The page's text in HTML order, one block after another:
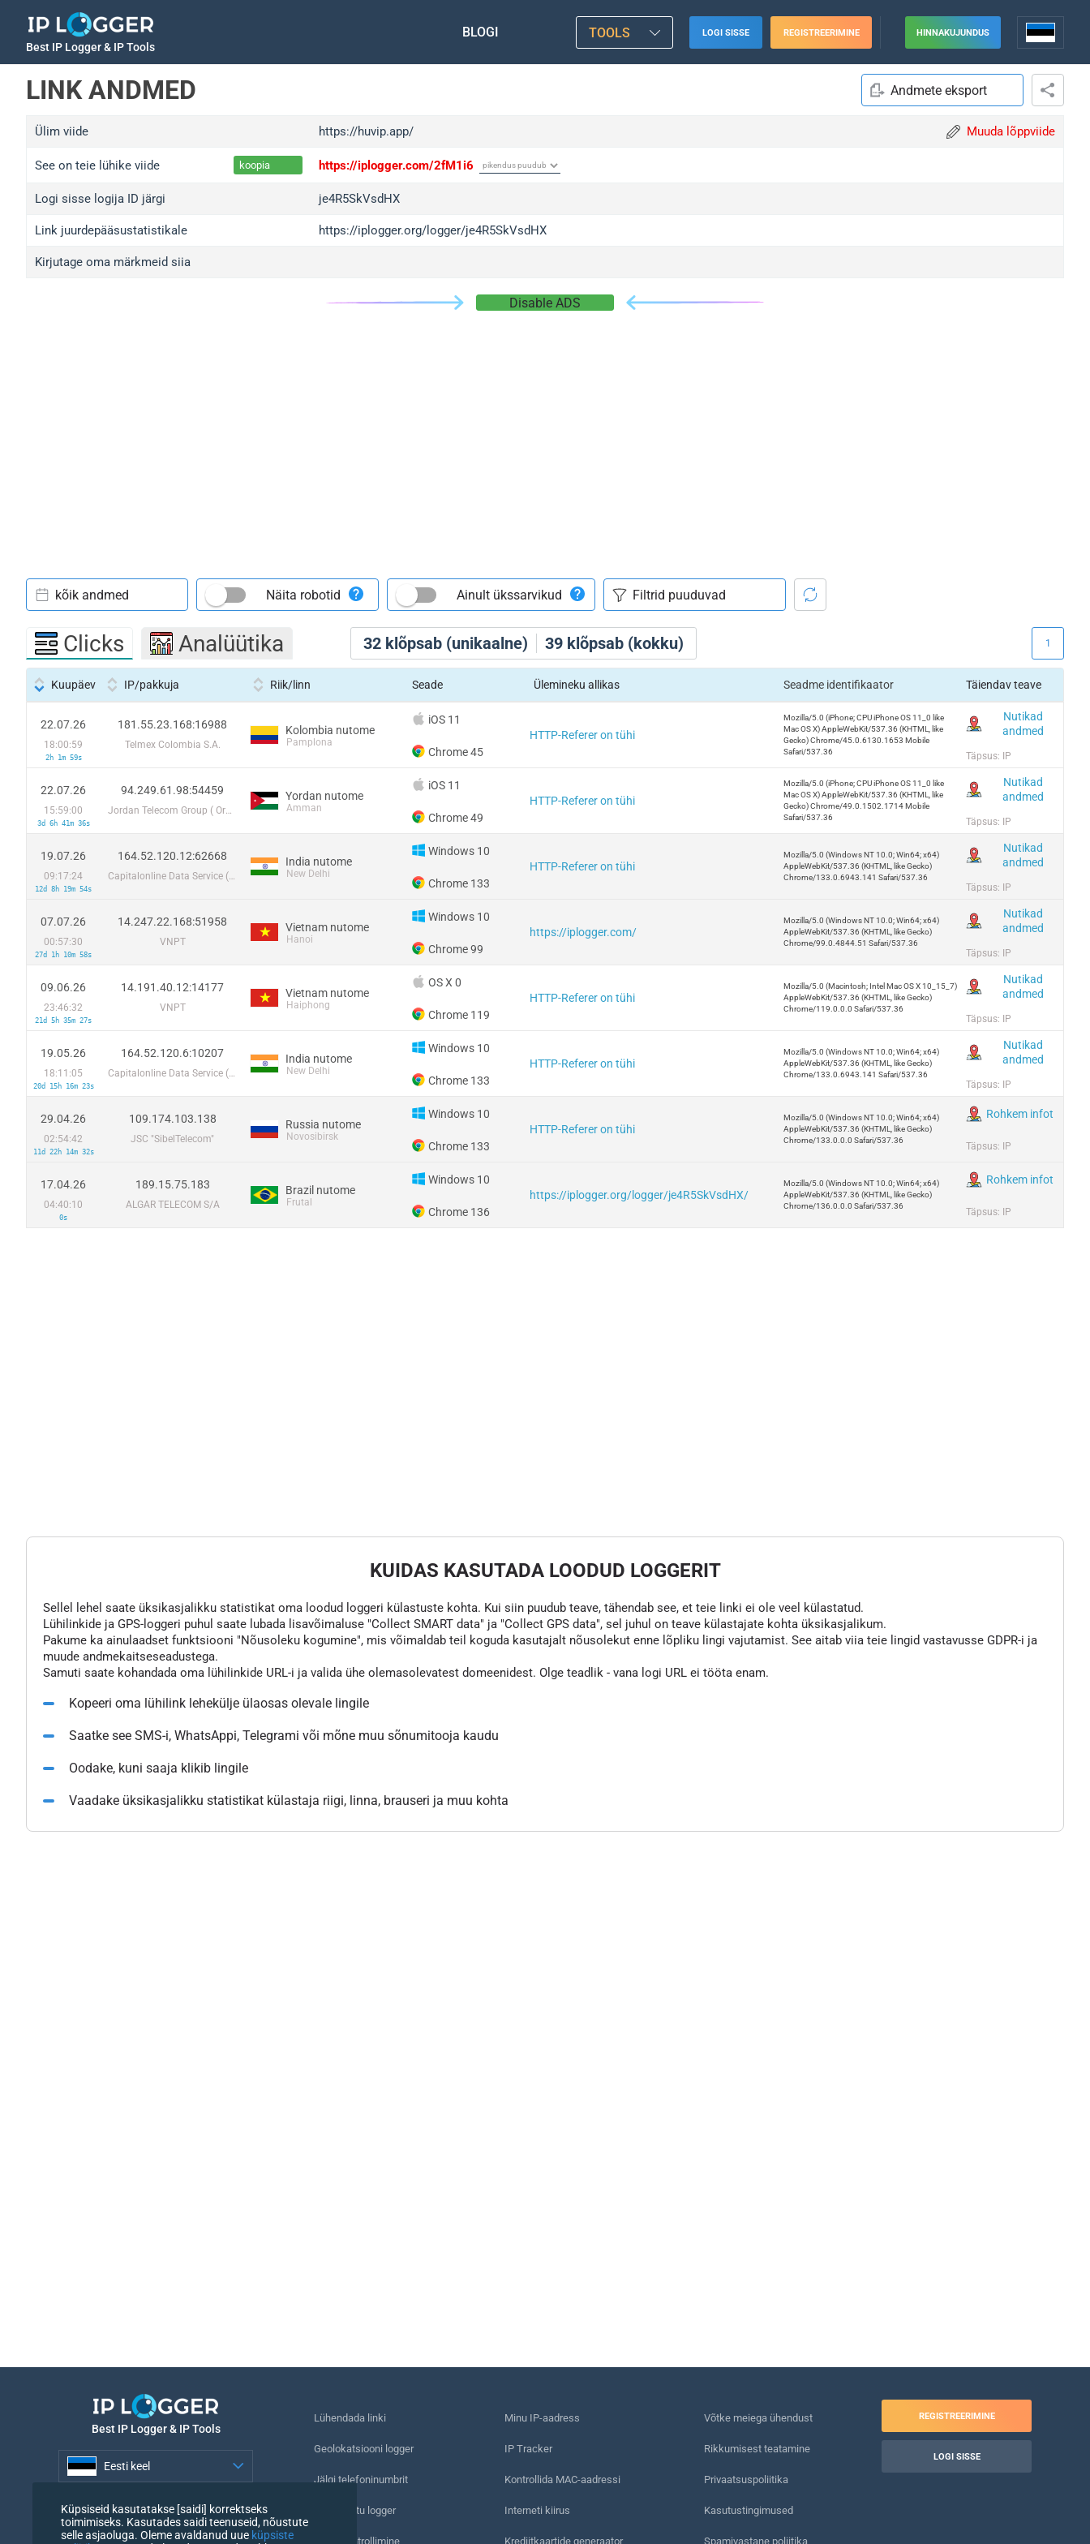
Best IP Logger & IP Tools
BLOGI TOOLS LOGI SISSE REGISTREERIMINE HINNAKUJUNDUS
LINK ANDMED Andmete eksport
Ülim viide https://huvip.app/ Muuda lõppviide
See on teie lühike viide koopia https://iplogger.com/2fM1i6
Logi sisse logija ID järgi je4R5SkVsdHX
Link juurdepääsustatistikale https://iplogger.org/logger/je4R5SkVsdHX
Kirjutage oma märkmeid siia
Disable ADS
32 klõpsab (unikaalne) 39 klõpsab (kokku)
kõik andmed Näita robotid Ainult ükssarvikud
Clicks Analüütika 1
Kuupäev IP/pakkuja Riik/linn Seade Ülemineku allikas Seadme identifikaator Täiendav teave
22.07.26
18:00:59
2h 1m 59s
181.55.23.168:16988
Telmex Colombia S.A.
Kolombia nutome
Pamplona
iOS 11
Chrome 45
HTTP-Referer on tühi
Mozilla/5.0 (iPhone; CPU iPhone OS 11_0 like
Mac OS X) AppleWebKit/537.36 (KHTML, like
Gecko) Chrome/45.0.6130.1653 Mobile
Safari/537.36
Nutikad
andmed
Täpsus: IP
22.07.26
15:59:00
3d 6h 41m 36s
94.249.61.98:54459
Jordan Telecom Group ( Orange)
Yordan nutome
Amman
iOS 11
Chrome 49
HTTP-Referer on tühi
Mozilla/5.0 (iPhone; CPU iPhone OS 11_0 like
Mac OS X) AppleWebKit/537.36 (KHTML, like
Gecko) Chrome/49.0.1502.1714 Mobile
Safari/537.36
Nutikad
andmed
Täpsus: IP
19.07.26
09:17:24
12d 8h 19m 54s
164.52.120.12:62668
Capitalonline Data Service (HK) Co
India nutome
New Delhi
Windows 10
Chrome 133
HTTP-Referer on tühi
Mozilla/5.0 (Windows NT 10.0; Win64; x64)
AppleWebKit/537.36 (KHTML, like Gecko)
Chrome/133.0.6943.141 Safari/537.36
Nutikad
andmed
Täpsus: IP
07.07.26
00:57:30
27d 1h 10m 58s
14.247.22.168:51958
VNPT
Vietnam nutome
Hanoi
Windows 10
Chrome 99
https://iplogger.com/
Mozilla/5.0 (Windows NT 10.0; Win64; x64)
AppleWebKit/537.36 (KHTML, like Gecko)
Chrome/99.0.4844.51 Safari/537.36
Nutikad
andmed
Täpsus: IP
09.06.26
23:46:32
21d 5h 35m 27s
14.191.40.12:14177
VNPT
Vietnam nutome
Haiphong
OS X 0
Chrome 119
HTTP-Referer on tühi
Mozilla/5.0 (Macintosh; Intel Mac OS X 10_15_7)
AppleWebKit/537.36 (KHTML, like Gecko)
Chrome/119.0.0.0 Safari/537.36
Nutikad
andmed
Täpsus: IP
19.05.26
18:11:05
20d 15h 16m 23s
164.52.120.6:10207
Capitalonline Data Service (HK) Co
India nutome
New Delhi
Windows 10
Chrome 133
HTTP-Referer on tühi
Mozilla/5.0 (Windows NT 10.0; Win64; x64)
AppleWebKit/537.36 (KHTML, like Gecko)
Chrome/133.0.6943.141 Safari/537.36
Nutikad
andmed
Täpsus: IP
29.04.26
02:54:42
11d 22h 14m 32s
109.174.103.138
JSC "SibelTelecom"
Russia nutome
Novosibirsk
Windows 10
Chrome 133
HTTP-Referer on tühi
Mozilla/5.0 (Windows NT 10.0; Win64; x64)
AppleWebKit/537.36 (KHTML, like Gecko)
Chrome/133.0.0.0 Safari/537.36
Rohkem infot
Täpsus: IP
17.04.26
04:40:10
0s
189.15.75.183
ALGAR TELECOM S/A
Brazil nutome
Frutal
Windows 10
Chrome 136
https://iplogger.org/logger/je4R5SkVsdHX/
Mozilla/5.0 (Windows NT 10.0; Win64; x64)
AppleWebKit/537.36 (KHTML, like Gecko)
Chrome/136.0.0.0 Safari/537.36
Rohkem infot
Täpsus: IP
KUIDAS KASUTADA LOODUD LOGGERIT
Sellel lehel saate üksikasjalikku statistikat oma loodud loggeri külastuste kohta. Kui siin puudub teave, tähendab see, et teie linki ei ole veel külastatud.
Lühilinkide ja GPS-loggeri puhul saate lubada lisavõimaluse "Collect SMART data" ja "Collect GPS data", sel juhul on teave külastajate kohta üksikasjalikum.
Pakume ka ainulaadset funktsiooni "Nõusoleku kogumine", mis võimaldab teil koguda kasutajalt nõusolekut enne lõpliku lingi vajutamist. See aitab viia teie lingid vastavusse GDPR-i ja
muude andmekaitseseadustega.
Samuti saate kohandada oma lühilinkide URL-i ja valida ühe olemasolevatest domeenidest. Olge teadlik - vana logi URL ei tööta enam.
Kopeeri oma lühilink lehekülje ülaosas olevale lingile
Saatke see SMS-i, WhatsAppi, Telegrami või mõne muu sõnumitooja kaudu
Oodake, kuni saaja klikib lingile
Vaadake üksikasjalikku statistikat külastaja riigi, linna, brauseri ja muu kohta
Best IP Logger & IP Tools
Eesti keel
Lühendada linki
Geolokatsiooni logger
Jälgi telefoninumbrit
Nähtamatu logger
URL-i kontrollimine
Minu IP-aadress
IP Tracker
Kontrollida MAC-aadressi
Interneti kiirus
Krediitkaartide generaator
Võtke meiega ühendust
Rikkumisest teatamine
Privaatsuspoliitika
Kasutustingimused
Spamivastane poliitika
REGISTREERIMINE
LOGI SISSE
Küpsiseid kasutatakse [saidi] korrektseks
toimimiseks. Kasutades saidi teenuseid, nõustute
selle asjaoluga. Oleme avaldanud uue küpsiste